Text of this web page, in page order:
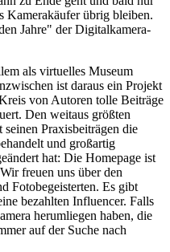
Kamerakäufer übrig bleiben.
Jahre" der Digitalkamera-
als virtuelles Museum
ist daraus ein Projekt
von Autoren tolle Beiträge
Den weitaus größten
Praxisbeiträgen die
und großartig
hat: Die Homepage ist
freuen uns über den
Fotobegeisterten. Es gibt
bezahlten Influencer. Falls
herumliegen haben, die
auf der Suche nach